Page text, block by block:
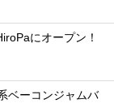
にオープン！
ベーコンジャムバ